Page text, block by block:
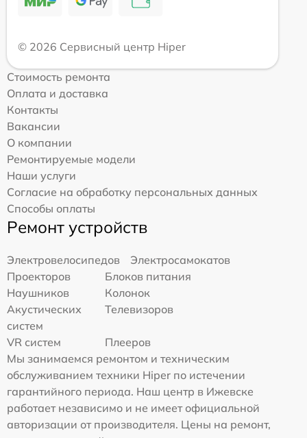
© 2026 Сервисный центр Hiper
Стоимость ремонта
Оплата и доставка
Контакты
Вакансии
О компании
Ремонтируемые модели
Наши услуги
Согласие на обработку персональных данных
Способы оплаты
Ремонт устройств
Электровелосипедов
Электросамокатов
Проекторов
Блоков питания
Наушников
Колонок
Акустических
систем
Телевизоров
VR систем
Плееров
Мы занимаемся ремонтом и техническим
обслуживанием техники Hiper по истечении
гарантийного периода. Наш центр в Ижевске
работает независимо и не имеет официальной
авторизации от производителя. Цены на ремонт,